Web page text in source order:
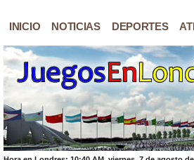
INICIO NOTICIAS DEPORTES